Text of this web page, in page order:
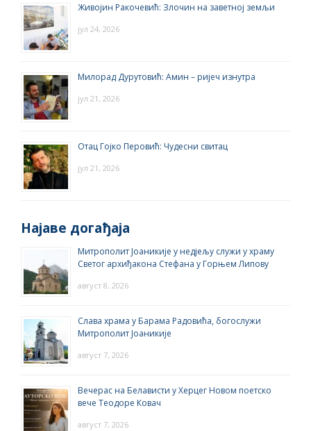
Живојин Ракочевић: Злочин на заветној земљи
јул 24, 2026
Милорад Дурутовић: Амин – ријеч изнутра
јул 21, 2026
Отац Гојко Перовић: Чудесни свитац
јул 21, 2026
Најаве догађаја
Митрополит Јоаникије у недјељу служи у храму
Светог архиђакона Стефана у Горњем Липову
август 8, 2026
Слава храма у Барама Радовића, богослужи
Митрополит Јоаникије
август 7, 2026
Вечерас на Белависти у Херцег Новом поетско
вече Теодоре Ковач
август 7, 2026